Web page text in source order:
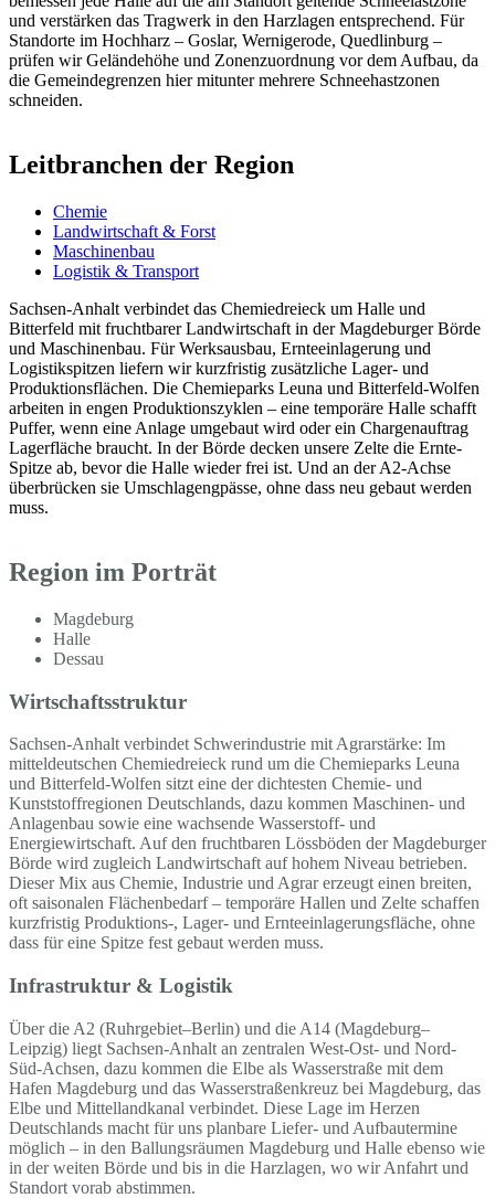
und verstärken das Tragwerk in den Harzlagen entsprechend. Für
Standorte im Hochharz – Goslar, Wernigerode, Quedlinburg –
prüfen wir Geländehöhe und Zonenzuordnung vor dem Aufbau, da
die Gemeindegrenzen hier mitunter mehrere Schneehastzonen
schneiden.
Leitbranchen der Region
Chemie
Landwirtschaft & Forst
Maschinenbau
Logistik & Transport
Sachsen-Anhalt verbindet das Chemiedreieck um Halle und
Bitterfeld mit fruchtbarer Landwirtschaft in der Magdeburger Börde
und Maschinenbau. Für Werksausbau, Ernteeinlagerung und
Logistikspitzen liefern wir kurzfristig zusätzliche Lager- und
Produktionsflächen. Die Chemieparks Leuna und Bitterfeld-Wolfen
arbeiten in engen Produktionszyklen – eine temporäre Halle schafft
Puffer, wenn eine Anlage umgebaut wird oder ein Chargenauftrag
Lagerfläche braucht. In der Börde decken unsere Zelte die Ernte-
Spitze ab, bevor die Halle wieder frei ist. Und an der A2-Achse
überbrücken sie Umschlagengpässe, ohne dass neu gebaut werden
muss.
Region im Porträt
Magdeburg
Halle
Dessau
Wirtschaftsstruktur
Sachsen-Anhalt verbindet Schwerindustrie mit Agrarstärke: Im
mitteldeutschen Chemiedreieck rund um die Chemieparks Leuna
und Bitterfeld-Wolfen sitzt eine der dichtesten Chemie- und
Kunststoffregionen Deutschlands, dazu kommen Maschinen- und
Anlagenbau sowie eine wachsende Wasserstoff- und
Energiewirtschaft. Auf den fruchtbaren Lössböden der Magdeburger
Börde wird zugleich Landwirtschaft auf hohem Niveau betrieben.
Dieser Mix aus Chemie, Industrie und Agrar erzeugt einen breiten,
oft saisonalen Flächenbedarf – temporäre Hallen und Zelte schaffen
kurzfristig Produktions-, Lager- und Ernteeinlagerungsfläche, ohne
dass für eine Spitze fest gebaut werden muss.
Infrastruktur & Logistik
Über die A2 (Ruhrgebiet–Berlin) und die A14 (Magdeburg–
Leipzig) liegt Sachsen-Anhalt an zentralen West-Ost- und Nord-
Süd-Achsen, dazu kommen die Elbe als Wasserstraße mit dem
Hafen Magdeburg und das Wasserstraßenkreuz bei Magdeburg, das
Elbe und Mittellandkanal verbindet. Diese Lage im Herzen
Deutschlands macht für uns planbare Liefer- und Aufbautermine
möglich – in den Ballungsräumen Magdeburg und Halle ebenso wie
in der weiten Börde und bis in die Harzlagen, wo wir Anfahrt und
Standort vorab abstimmen.